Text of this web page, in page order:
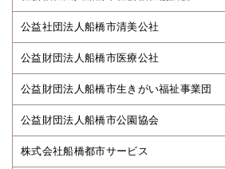
公益社団法人船橋市清美公社
公益財団法人船橋市医療公社
公益財団法人船橋市生きがい福祉事業団
公益財団法人船橋市公園協会
株式会社船橋都市サービス